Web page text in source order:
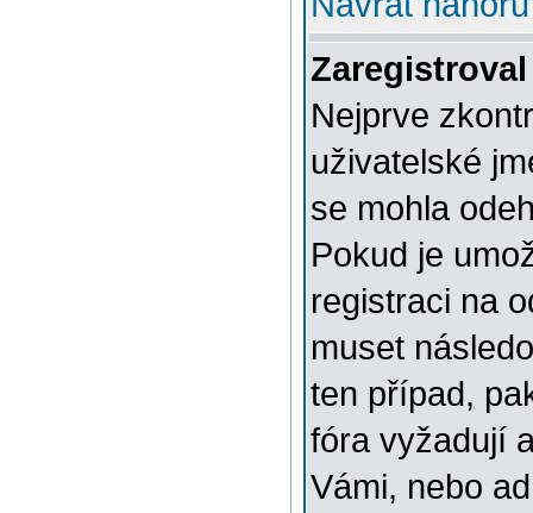
Nejprve
uživatelské
se mohla
Pokud je
registraci na
muset
ten případ,
fóra vyžadují
Vámi, nebo